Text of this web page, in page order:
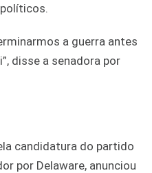
a guerra antes
disse a senadora por
candidatura do partido
por Delaware, anunciou